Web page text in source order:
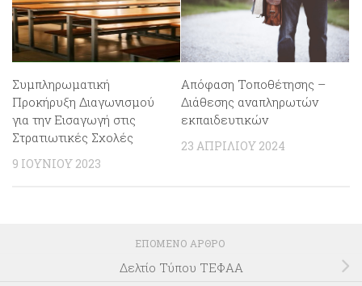
Συμπληρωματική
Προκήρυξη Διαγωνισμού
για την Εισαγωγή στις
Στρατιωτικές Σχολές
9 ΙΟΥΝΊΟΥ 2023
Απόφαση Τοποθέτησης –
Διάθεσης αναπληρωτών
εκπαιδευτικών
23 ΑΠΡΙΛΊΟΥ 2024
ΕΠΌΜΕΝΟ ΆΡΘΡΟ
Δελτίο Τύπου ΤΕΦΑΑ